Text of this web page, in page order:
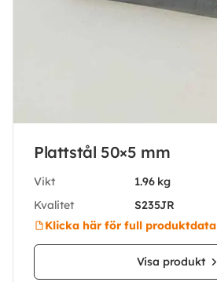
Plattstål 50×5 mm
Vikt
1.96 kg
Kvalitet
S235JR
Klicka här för full produktdata
Visa produkt